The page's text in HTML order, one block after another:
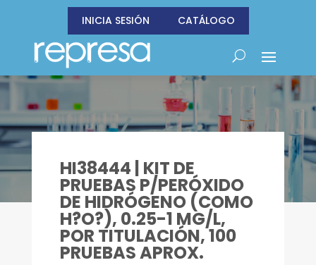
INICIA SESIÓN CATÁLOGO
HI38444 | KIT DE
PRUEBAS P/PERÓXIDO
DE HIDRÓGENO (COMO
H?O?), 0.25-1 MG/L,
POR TITULACIÓN, 100
PRUEBAS APROX.